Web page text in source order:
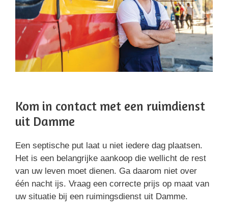
Kom in contact met een ruimdienst
uit Damme
Een septische put laat u niet iedere dag plaatsen.
Het is een belangrijke aankoop die wellicht de rest
van uw leven moet dienen. Ga daarom niet over
één nacht ijs. Vraag een correcte prijs op maat van
uw situatie bij een ruimingsdienst uit Damme.